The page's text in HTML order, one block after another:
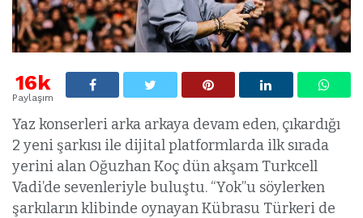
16k
Paylaşım
Yaz konserleri arka arkaya devam eden, çıkardığı
2 yeni şarkısı ile dijital platformlarda ilk sırada
yerini alan Oğuzhan Koç dün akşam Turkcell
Vadi’de sevenleriyle buluştu. “Yok”u söylerken
şarkıların klibinde oynayan Kübrasu Türkeri de